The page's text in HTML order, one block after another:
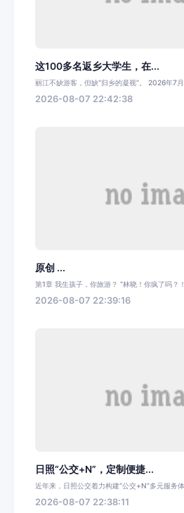
这100多名返乡大学生，在...
丽江不缺游客，但缺“归乡的凝视”。 2026年7
2026-08-07 22:42:38
原创 ...
第1章 我生孩子，你旅游？ “林晓！你疯了吗？
2026-08-07 22:39:16
日照“公交+N”，定制便捷...
近年来，日照公交着力构建“公交+N”多元服务
2026-08-07 22:38:11